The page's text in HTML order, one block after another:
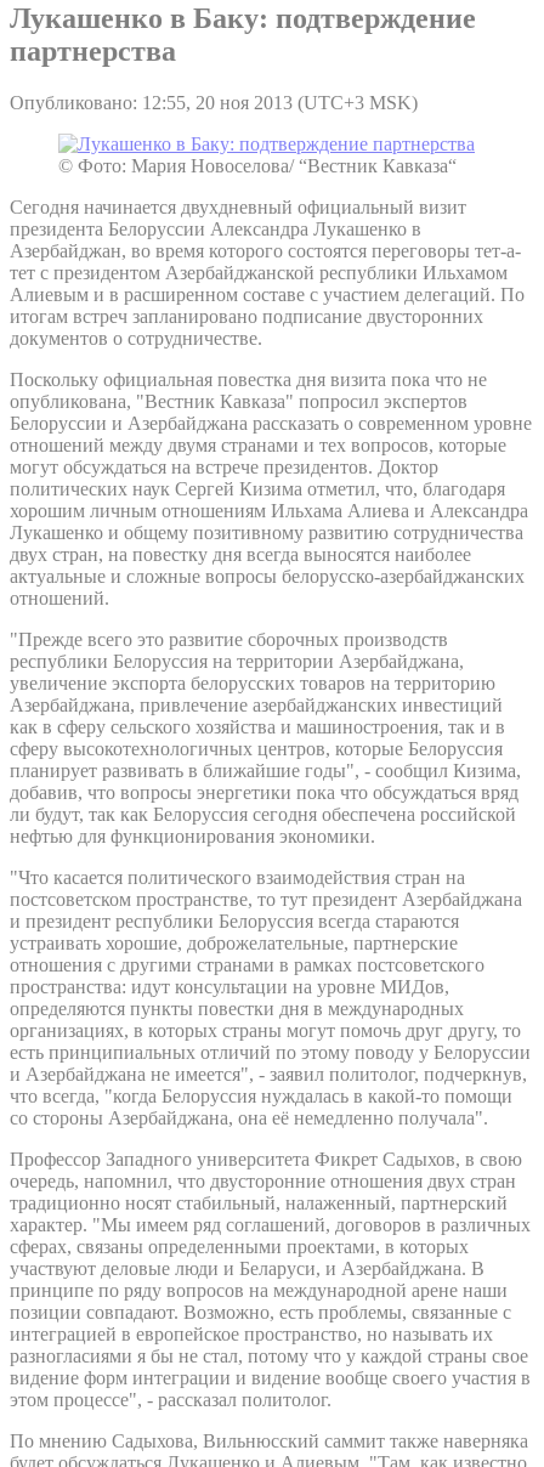
Лукашенко в Баку: подтверждение
партнерства
Опубликовано: 12:55, 20 ноя 2013 (UTC+3 MSK)
© Фото: Мария Новоселова/ “Вестник Кавказа“
Сегодня начинается двухдневный официальный визит
президента Белоруссии Александра Лукашенко в
Азербайджан, во время которого состоятся переговоры тет-а-
тет с президентом Азербайджанской республики Ильхамом
Алиевым и в расширенном составе с участием делегаций. По
итогам встреч запланировано подписание двусторонних
документов о сотрудничестве.
Поскольку официальная повестка дня визита пока что не
опубликована, "Вестник Кавказа" попросил экспертов
Белоруссии и Азербайджана рассказать о современном уровне
отношений между двумя странами и тех вопросов, которые
могут обсуждаться на встрече президентов. Доктор
политических наук Сергей Кизима отметил, что, благодаря
хорошим личным отношениям Ильхама Алиева и Александра
Лукашенко и общему позитивному развитию сотрудничества
двух стран, на повестку дня всегда выносятся наиболее
актуальные и сложные вопросы белорусско-азербайджанских
отношений.
"Прежде всего это развитие сборочных производств
республики Белоруссия на территории Азербайджана,
увеличение экспорта белорусских товаров на территорию
Азербайджана, привлечение азербайджанских инвестиций
как в сферу сельского хозяйства и машиностроения, так и в
сферу высокотехнологичных центров, которые Белоруссия
планирует развивать в ближайшие годы", - сообщил Кизима,
добавив, что вопросы энергетики пока что обсуждаться вряд
ли будут, так как Белоруссия сегодня обеспечена российской
нефтью для функционирования экономики.
"Что касается политического взаимодействия стран на
постсоветском пространстве, то тут президент Азербайджана
и президент республики Белоруссия всегда стараются
устраивать хорошие, доброжелательные, партнерские
отношения с другими странами в рамках постсоветского
пространства: идут консультации на уровне МИДов,
определяются пункты повестки дня в международных
организациях, в которых страны могут помочь друг другу, то
есть принципиальных отличий по этому поводу у Белоруссии
и Азербайджана не имеется", - заявил политолог, подчеркнув,
что всегда, "когда Белоруссия нуждалась в какой-то помощи
со стороны Азербайджана, она её немедленно получала".
Профессор Западного университета Фикрет Садыхов, в свою
очередь, напомнил, что двусторонние отношения двух стран
традиционно носят стабильный, налаженный, партнерский
характер. "Мы имеем ряд соглашений, договоров в различных
сферах, связаны определенными проектами, в которых
участвуют деловые люди и Беларуси, и Азербайджана. В
принципе по ряду вопросов на международной арене наши
позиции совпадают. Возможно, есть проблемы, связанные с
интеграцией в европейское пространство, но называть их
разногласиями я бы не стал, потому что у каждой страны свое
видение форм интеграции и видение вообще своего участия в
этом процессе", - рассказал политолог.
По мнению Садыхова, Вильнюсский саммит также наверняка
будет обсуждаться Лукашенко и Алиевым. "Там, как известно,